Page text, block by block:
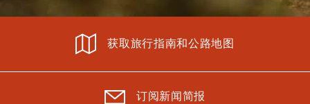
获取旅行指南和公路地图
订阅新闻简报